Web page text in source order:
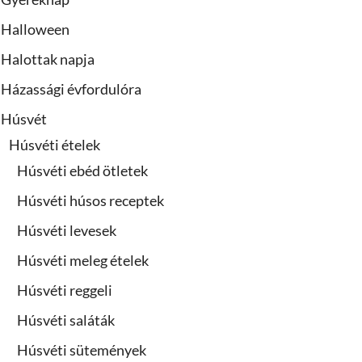
Halloween
Halottak napja
Házassági évfordulóra
Húsvét
Húsvéti ételek
Húsvéti ebéd ötletek
Húsvéti húsos receptek
Húsvéti levesek
Húsvéti meleg ételek
Húsvéti reggeli
Húsvéti saláták
Húsvéti sütemények